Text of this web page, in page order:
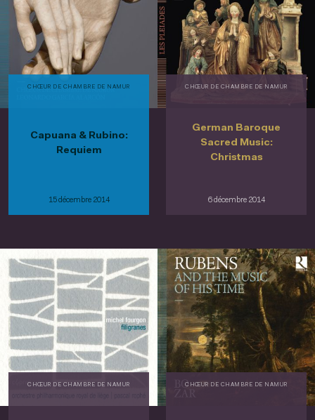
CHŒUR DE CHAMBRE DE NAMUR
Capuana & Rubino:
Requiem
15 décembre 2014
CHŒUR DE CHAMBRE DE NAMUR
German Baroque
Sacred Music:
Christmas
6 décembre 2014
CHŒUR DE CHAMBRE DE NAMUR CHŒUR DE CHAMBRE DE NAMUR